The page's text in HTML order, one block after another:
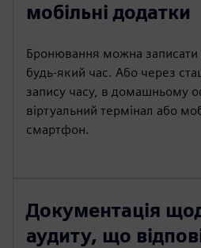
мобільні додатки
Бронювання можна записати
будь-який час. Або через
запису часу, в домашньому
віртуальний термінал або
смартфон.
Документація
аудиту, що